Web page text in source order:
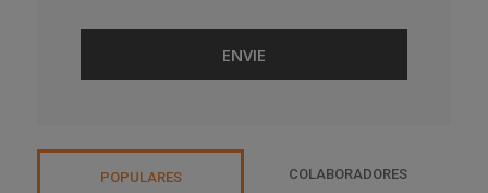
POPULARES COLABORADORES